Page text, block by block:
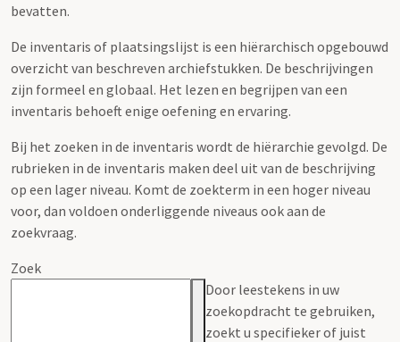
bevatten.
De inventaris of plaatsingslijst is een hiërarchisch opgebouwd
overzicht van beschreven archiefstukken. De beschrijvingen
zijn formeel en globaal. Het lezen en begrijpen van een
inventaris behoeft enige oefening en ervaring.
Bij het zoeken in de inventaris wordt de hiërarchie gevolgd. De
rubrieken in de inventaris maken deel uit van de beschrijving
op een lager niveau. Komt de zoekterm in een hoger niveau
voor, dan voldoen onderliggende niveaus ook aan de
zoekvraag.
Zoek
Door leestekens in uw
zoekopdracht te gebruiken,
zoekt u specifieker of juist